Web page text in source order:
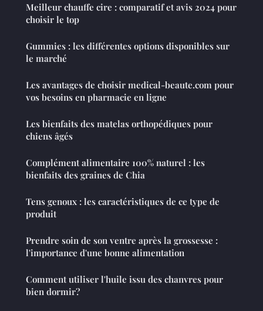
Meilleur chauffe cire : comparatif et avis 2024 pour
choisir le top
Gummies : les différentes options disponibles sur
le marché
Les avantages de choisir medical-beaute.com pour
vos besoins en pharmacie en ligne
Les bienfaits des matelas orthopédiques pour
chiens âgés
Complément alimentaire 100% naturel : les
bienfaits des graines de Chia
Tens genoux : les caractéristiques de ce type de
produit
Prendre soin de son ventre après la grossesse :
l'importance d'une bonne alimentation
Comment utiliser l'huile issu des chanvres pour
bien dormir?